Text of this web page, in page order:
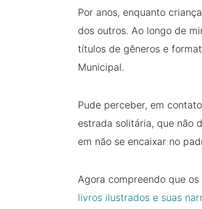
Por anos, enquanto
dos outros. Ao longo de
títulos de gêneros e
Municipal.
Pude perceber, em
estrada solitária, que não
em não se encaixar no
Agora compreendo que os
livros ilustrados e suas